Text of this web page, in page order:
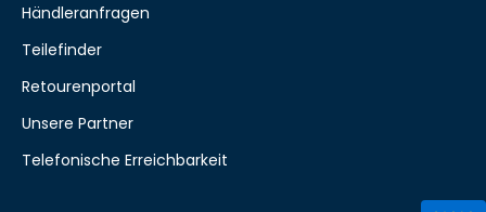
Händleranfragen
Teilefinder
Retourenportal
Unsere Partner
Telefonische Erreichbarkeit